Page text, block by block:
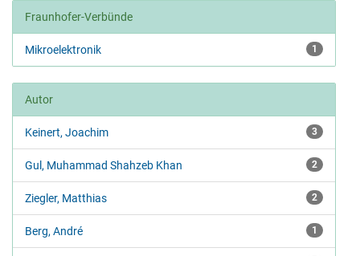
Fraunhofer-Verbünde
1
Mikroelektronik
Autor
3
Keinert, Joachim
2
Gul, Muhammad Shahzeb Khan
2
Ziegler, Matthias
1
Berg, André